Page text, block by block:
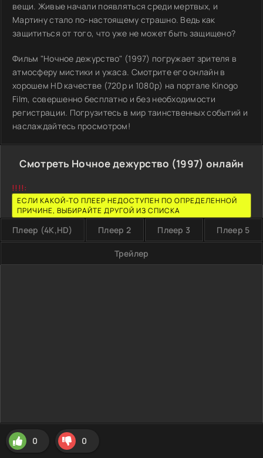
вещи. Живые начали появляться среди мертвых, и
Мартину стало по-настоящему страшно. Ведь как
защититься от того, что уже не может быть защищено?
Фильм "Ночное дежурство" (1997) погружает зрителя в
атмосферу мистики и ужаса. Смотрите его онлайн в
хорошем HD качестве (720p и 1080p) на портале Kinogo
Film, совершенно бесплатно и без необходимости
регистрации. Погрузитесь в мир таинственных событий и
наслаждайтесь просмотром!
Смотреть Ночное дежурство (1997) онлайн
!!!!:
ЕСЛИ КАКОЙ-ТО ПЛЕЕР НЕДОСТУПЕН ПО ОПРЕДЕЛЕННОЙ
ПРИЧИНЕ, ВЫБИРАЙТЕ ДРУГОЙ ИЗ СПИСКА
Плеер (4K,HD) Плеер 2 Плеер 3 Плеер 5
Трейлер
0 0